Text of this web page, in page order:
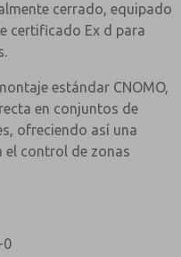
cerrado, equipado
certificado Ex d para
estándar CNOMO,
en conjuntos de
ofreciendo así una
el control de zonas
0